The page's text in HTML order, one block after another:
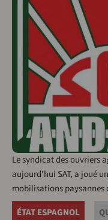
Le syndicat des ouvriers
aujourd'hui SAT, a joué
mobilisations paysannes
ÉTAT ESPAGNOL